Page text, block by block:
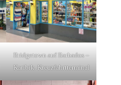
Bridgetown auf Barbados –
Karibik. Kreuzfahrtterminal